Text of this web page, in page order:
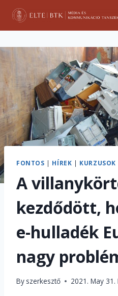
Skip
content
FONTOS | HÍREK | KURZUSOK
A
kezdődött,
e-hulladék
nagy
By szerkesztő 2021. May